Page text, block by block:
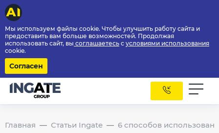
Мы используем файлы cookie. Чтобы улучшить работу сайта и
предоставить вам больше возможностей. Продолжая
использовать сайт, вы соглашаетесь с условиями использования
cookie.
Согласен
Главная Статьи Ingate 6 способов